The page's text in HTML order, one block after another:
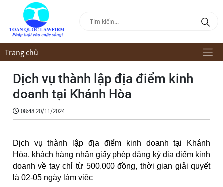
Trang chủ
Dịch vụ thành lập địa điểm kinh
doanh tại Khánh Hòa
08:48 20/11/2024
Dịch vụ thành lập địa điểm kinh doanh tại Khánh
Hòa, khách hàng nhận giấy phép đăng ký địa điểm kinh
doanh về tay chỉ từ 500.000 đồng, thời gian giải quyết
là 02-05 ngày làm việc